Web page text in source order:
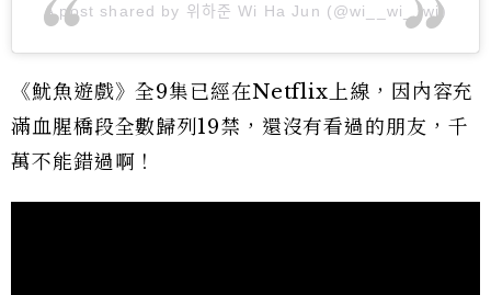
A post shared by 위하준 Wi Ha Jun (@wi__wi__wi)
《魷魚遊戲》全9集已經在Netflix上線，因內容充
滿血腥橋段全數歸列19禁，還沒有看過的朋友，千
萬不能錯過啊！